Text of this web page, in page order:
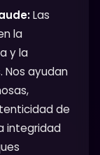
Las
la
y la
Nos ayudan
de
integridad